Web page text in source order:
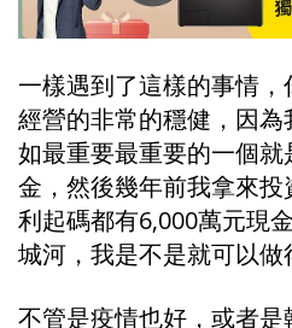
一樣遇到了這樣的事情
經營的非常的穩健，因
如最重要最重要的一個
金，然後幾年前我拿來
利起碼都有6,000萬元現
城河，我是不是就可以做
不管是疫情也好，或者